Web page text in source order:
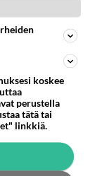
koskee
perustella
tätä tai
linkkiä.